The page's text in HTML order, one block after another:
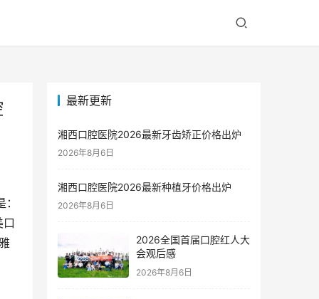
最新更新
湘西口腔医院2026最新牙齿矫正价格出炉
2026年8月6日
湘西口腔医院2026最新种植牙价格出炉
2026年8月6日
2026全国首届口腔红人大
会观后感
2026年8月6日